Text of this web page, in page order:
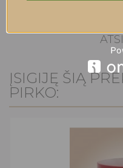
ĮSIGIJĘ ŠIĄ
PIRKO: